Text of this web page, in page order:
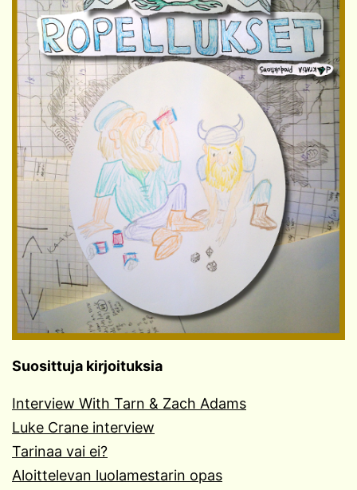
Suosittuja kirjoituksia
Interview With Tarn & Zach Adams
Luke Crane interview
Tarinaa vai ei?
Aloittelevan luolamestarin opas